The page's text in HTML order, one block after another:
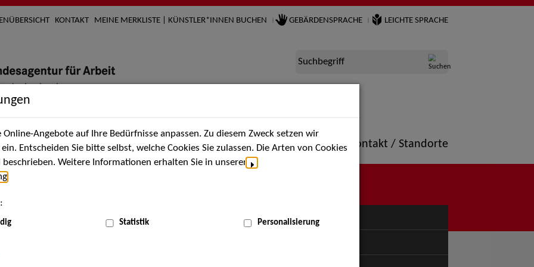
KONTAKT MEINE MERKLISTE | KÜNSTLER*INNEN BUCHEN GEBÄRDENSPRACHE LEICHTE SPRACHE
Suchbegriff
Künstler*innen Über uns Aktuelles Termine Portfolio Kontakt / Standorte
MENÜ
Angebote auf Ihre Bedürfnisse anpassen. Zu diesem Zweck setzen wir
Entscheiden Sie bitte selbst, welche Cookies Sie zulassen. Die Arten von Cookies
Weitere Informationen erhalten Sie in unserer
Statistik Personalisierung